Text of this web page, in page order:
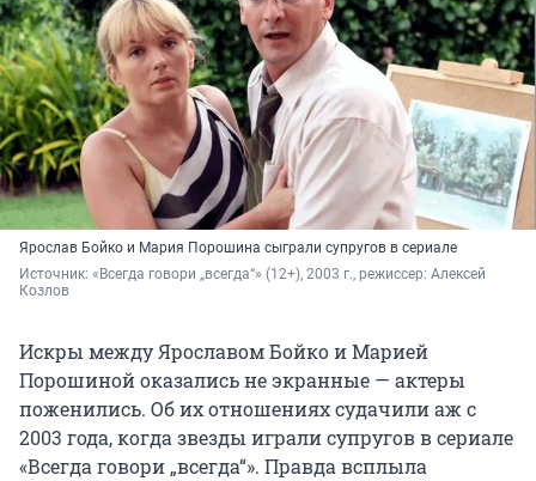
Ярослав Бойко и Мария Порошина сыграли супругов в сериале
Источник: «Всегда говори „всегда“» (12+), 2003 г., режиссер: Алексей
Козлов
Искры между Ярославом Бойко и Марией
Порошиной оказались не экранные — актеры
поженились. Об их отношениях судачили аж с
2003 года, когда звезды играли супругов в сериале
«Всегда говори „всегда“». Правда всплыла